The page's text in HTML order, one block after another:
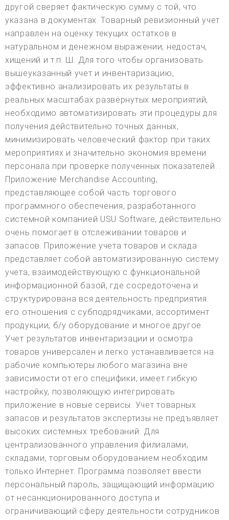
другой сверяет фактическую сумму с той, что
указана в документах. Товарный ревизионный учет
направлен на оценку текущих остатков в
натуральном и денежном выражении, недостач,
хищений и т.п. Ш. Для того чтобы организовать
вышеуказанный учет и инвентаризацию,
эффективно анализировать их результаты в
реальных масштабах развёрнутых мероприятий,
необходимо автоматизировать эти процедуры для
получения действительно точных данных,
минимизировать человеческий фактор при таких
мероприятиях и значительно экономия времени
персонала при проверке полученных показателей. .
Приложение Merchandise Accounting,
представляющее собой часть торгового
программного обеспечения, разработанного
системной компанией USU Software, действительно
очень помогает в отслеживании товаров и
запасов. Приложение учета товаров и склада
представляет собой автоматизированную систему
учета, взаимодействующую с функциональной
информационной базой, где сосредоточена и
структурирована вся деятельность предприятия:
его отношения с субподрядчиками, ассортимент
продукции, б/у оборудование и многое другое.
Учет результатов инвентаризации и осмотра
товаров универсален и легко устанавливается на
рабочие компьютеры любого магазина вне
зависимости от его специфики, имеет гибкую
настройку, позволяющую интегрировать
приложение в новые сервисы. Учет товарных
запасов и результатов экспертизы не предъявляет
высоких системных требований. Для
централизованного управления филиалами,
складами, торговым оборудованием необходим
только Интернет. Программа позволяет ввести
персональный пароль, защищающий информацию
от несанкционированного доступа и
ограничивающий сферу деятельности сотрудников